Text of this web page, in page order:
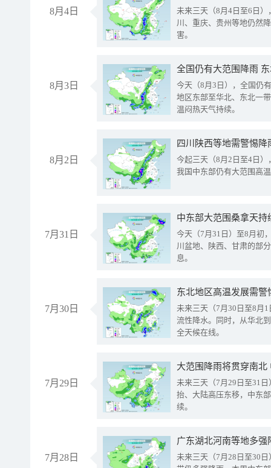
8月4日
未来三天（8月4日至6日
川、重庆、贵州等地仍然
害。
8月3日
全国仍有大范围降雨
今天（8月3日），全国仍
地区东部至华北、东北一
温闷热天气持续。
8月2日
今起三天（8月2日至4日
我国中东部仍有大范围高
7月31日
中东部大范围桑拿天
今天（7月31日）至8月初
川盆地、陕西、甘肃的部
息。
7月30日
东北地区高温发展需
未来三天（7月30日至8月
流性降水。同时，从华北
全天候在线。
7月29日
大范围降雨将贯穿南
未来三天（7月29日至31
抬、大陆高压东移，中东
续。
7月28日
广东湖北河南等地多
未来三天（7月28日至30